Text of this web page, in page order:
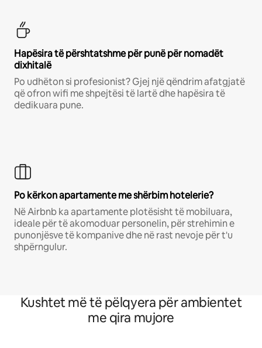
Hapësira të përshtatshme për punë për nomadët
dixhitalë
Po udhëton si profesionist? Gjej një qëndrim afatgjatë
që ofron wifi me shpejtësi të lartë dhe hapësira të
dedikuara pune.
Po kërkon apartamente me shërbim hotelerie?
Në Airbnb ka apartamente plotësisht të mobiluara,
ideale për të akomoduar personelin, për strehimin e
punonjësve të kompanive dhe në rast nevoje për t'u
shpërngulur.
Kushtet më të pëlqyera për ambientet
me qira mujore